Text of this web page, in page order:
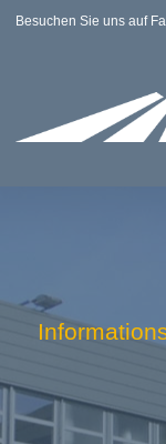
Besuchen Sie uns auf